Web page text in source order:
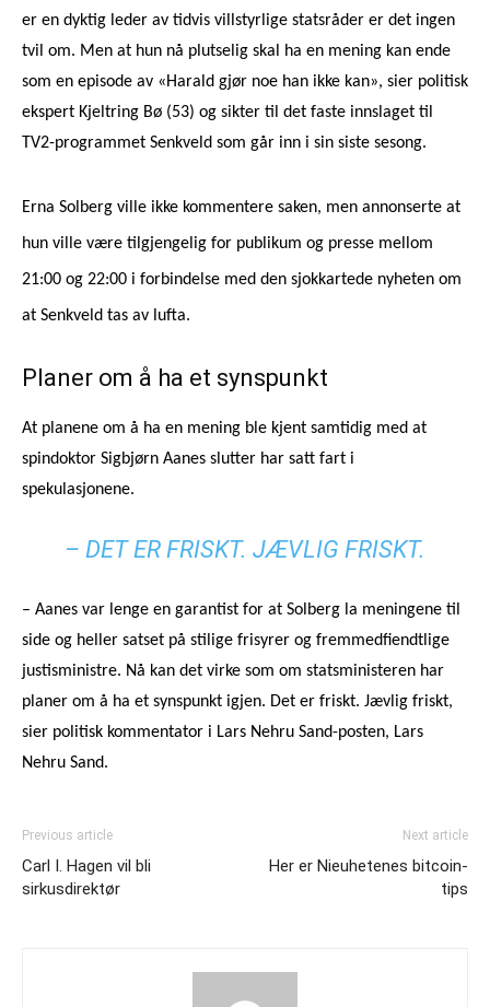
er en dyktig leder av tidvis villstyrlige statsråder er det ingen
tvil om. Men at hun nå plutselig skal ha en mening kan ende
som en episode av «Harald gjør noe han ikke kan», sier politisk
ekspert Kjeltring Bø (53) og sikter til det faste innslaget til
TV2-programmet Senkveld som går inn i sin siste sesong.
Erna Solberg ville ikke kommentere saken, men annonserte at
hun ville være tilgjengelig for publikum og presse mellom
21:00 og 22:00 i forbindelse med den sjokkartede nyheten om
at Senkveld tas av lufta.
Planer om å ha et synspunkt
At planene om å ha en mening ble kjent samtidig med at
spindoktor Sigbjørn Aanes slutter har satt fart i
spekulasjonene.
– DET ER FRISKT. JÆVLIG FRISKT.
– Aanes var lenge en garantist for at Solberg la meningene til
side og heller satset på stilige frisyrer og fremmedfiendtlige
justisministre. Nå kan det virke som om statsministeren har
planer om å ha et synspunkt igjen. Det er friskt. Jævlig friskt,
sier politisk kommentator i Lars Nehru Sand-posten, Lars
Nehru Sand.
Previous article
Carl I. Hagen vil bli
sirkusdirektør
Next article
Her er Nieuhetenes bitcoin-
tips